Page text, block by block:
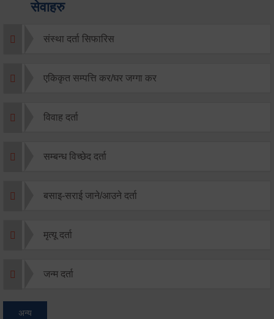
सेवाहरु
संस्था दर्ता सिफारिस
एकिकृत सम्पत्ति कर/घर जग्गा कर
विवाह दर्ता
सम्बन्ध विच्छेद दर्ता
बसाइ-सराई जाने/आउने दर्ता
मृत्यू दर्ता
जन्म दर्ता
अन्य